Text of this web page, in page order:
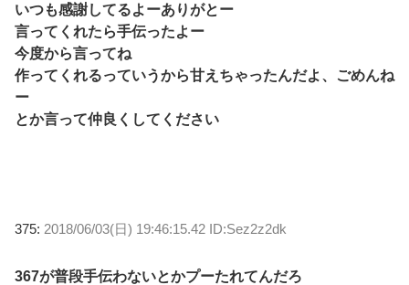
いつも感謝してるよーありがとー
言ってくれたら手伝ったよー
今度から言ってね
作ってくれるっていうから甘えちゃったんだよ、ごめんね
ー
とか言って仲良くしてください
375: 2018/06/03(日) 19:46:15.42 ID:Sez2z2dk
367が普段手伝わないとかプーたれてんだろ